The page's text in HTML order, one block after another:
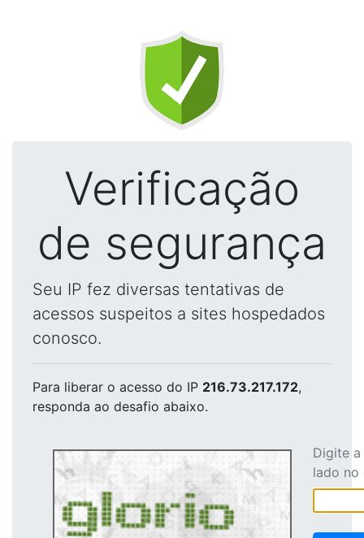
Verificação
de segurança
Seu IP fez diversas tentativas de
acessos suspeitos a sites hospedados
conosco.
Para liberar o acesso do IP 216.73.217.172,
responda ao desafio abaixo.
Digite
lado no